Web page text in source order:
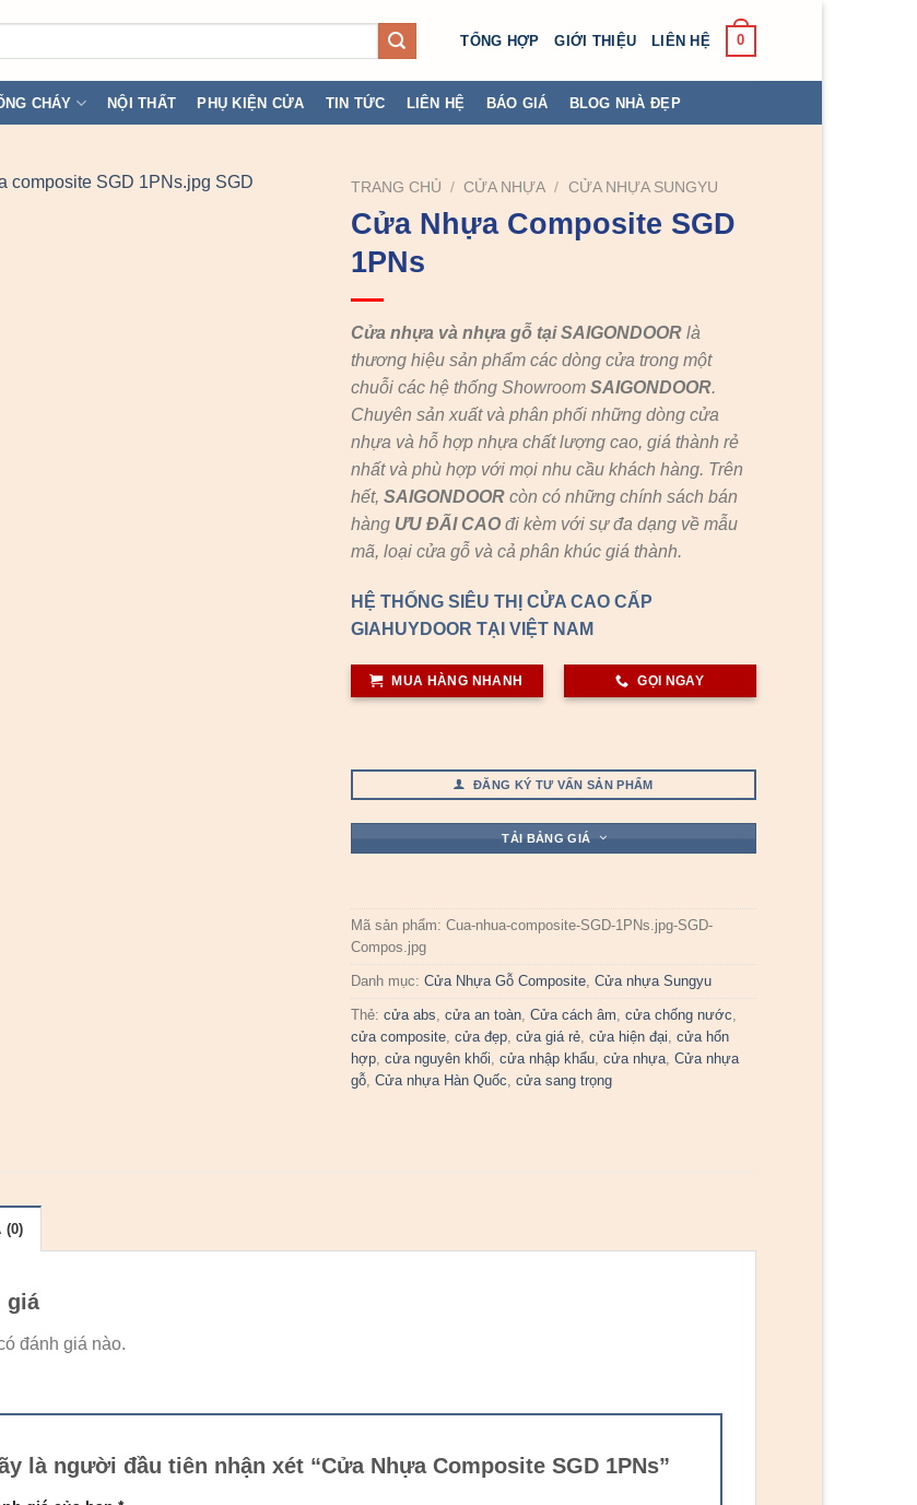
TỔNG HỢP GIỚI THIỆU LIÊN HỆ 0
CHÁY NỘI THẤT PHỤ KIỆN CỬA TIN TỨC LIÊN HỆ BÁO GIÁ BLOG NHÀ ĐẸP
TRANG CHỦ / CỬA NHỰA / CỬA NHỰA SUNGYU
Cửa Nhựa Composite SGD
1PNs
Cửa nhựa và nhựa gỗ tại SAIGONDOOR là
thương hiệu sản phẩm các dòng cửa trong một
chuỗi các hệ thống ShowroomSAIGONDOOR.
Chuyên sản xuất và phân phối những dòng cửa
nhựa và hỗ hợp nhựa chất lượng cao, giá thành rẻ
nhất và phù hợp với mọi nhu cầu khách hàng. Trên
hết,SAIGONDOOR còn có những chính sách bán
hàng ƯU ĐÃI CAOđi kèm với sự đa dạng về mẫu
mã, loại cửa gỗ và cả phân khúc giá thành.
HỆ THỐNG SIÊU THỊ CỬA CAO CẤP
GIAHUYDOOR TẠI VIỆT NAM
MUA HÀNG NHANH GỌI NGAY
ĐĂNG KÝ TƯ VẤN SẢN PHẨM
TẢI BẢNG GIÁ
Mã sản phẩm:Cua-nhua-composite-SGD-1PNs.jpg-SGD-
Compos.jpg
Danh mục:Cửa Nhựa Gỗ Composite,Cửa nhựa Sungyu
Thẻ:cửa abs,cửa an toàn,Cửa cách âm,cửa chống nước,
cửa composite,cửa đẹp,cửa giá rẻ,cửa hiện đại,cửa hổn
hợp,cửa nguyên khối,cửa nhập khẩu,cửa nhựa,Cửa nhựa
gỗ,Cửa nhựa Hàn Quốc,cửa sang trọng
(0)
giá
đánh giá nào.
là người đầu tiên nhận xét “Cửa Nhựa Composite SGD 1PNs”